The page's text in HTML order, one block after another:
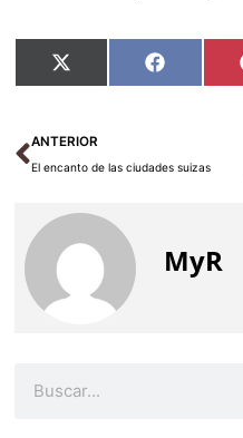
Compartir
en
X
(Twitter)
Compartir
en
Facebook
Ant
ANTERIOR
El encanto de las ciudades suizas
MyR